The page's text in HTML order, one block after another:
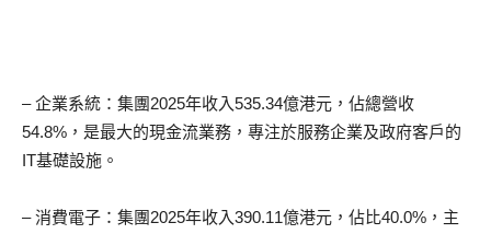
– 企業系統：集團2025年收入535.34億港元，佔總營收
54.8%，是最大的現金流業務，專注於服務企業及政府客戶的
IT基礎設施。
– 消費電子：集團2025年收入390.11億港元，佔比40.0%，主